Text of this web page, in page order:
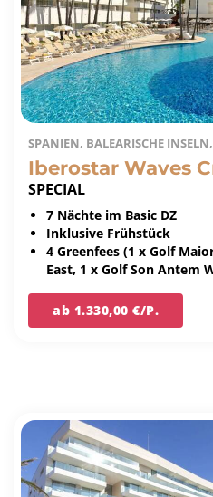
SPANIEN, BALEARISCHE
Iberostar Waves
SPECIAL
7 Nächte im Basic DZ
Inklusive Frühstück
4 Greenfees (1 x Golf
East, 1 x Golf Son Antem
ab 1.330,00 €/P.